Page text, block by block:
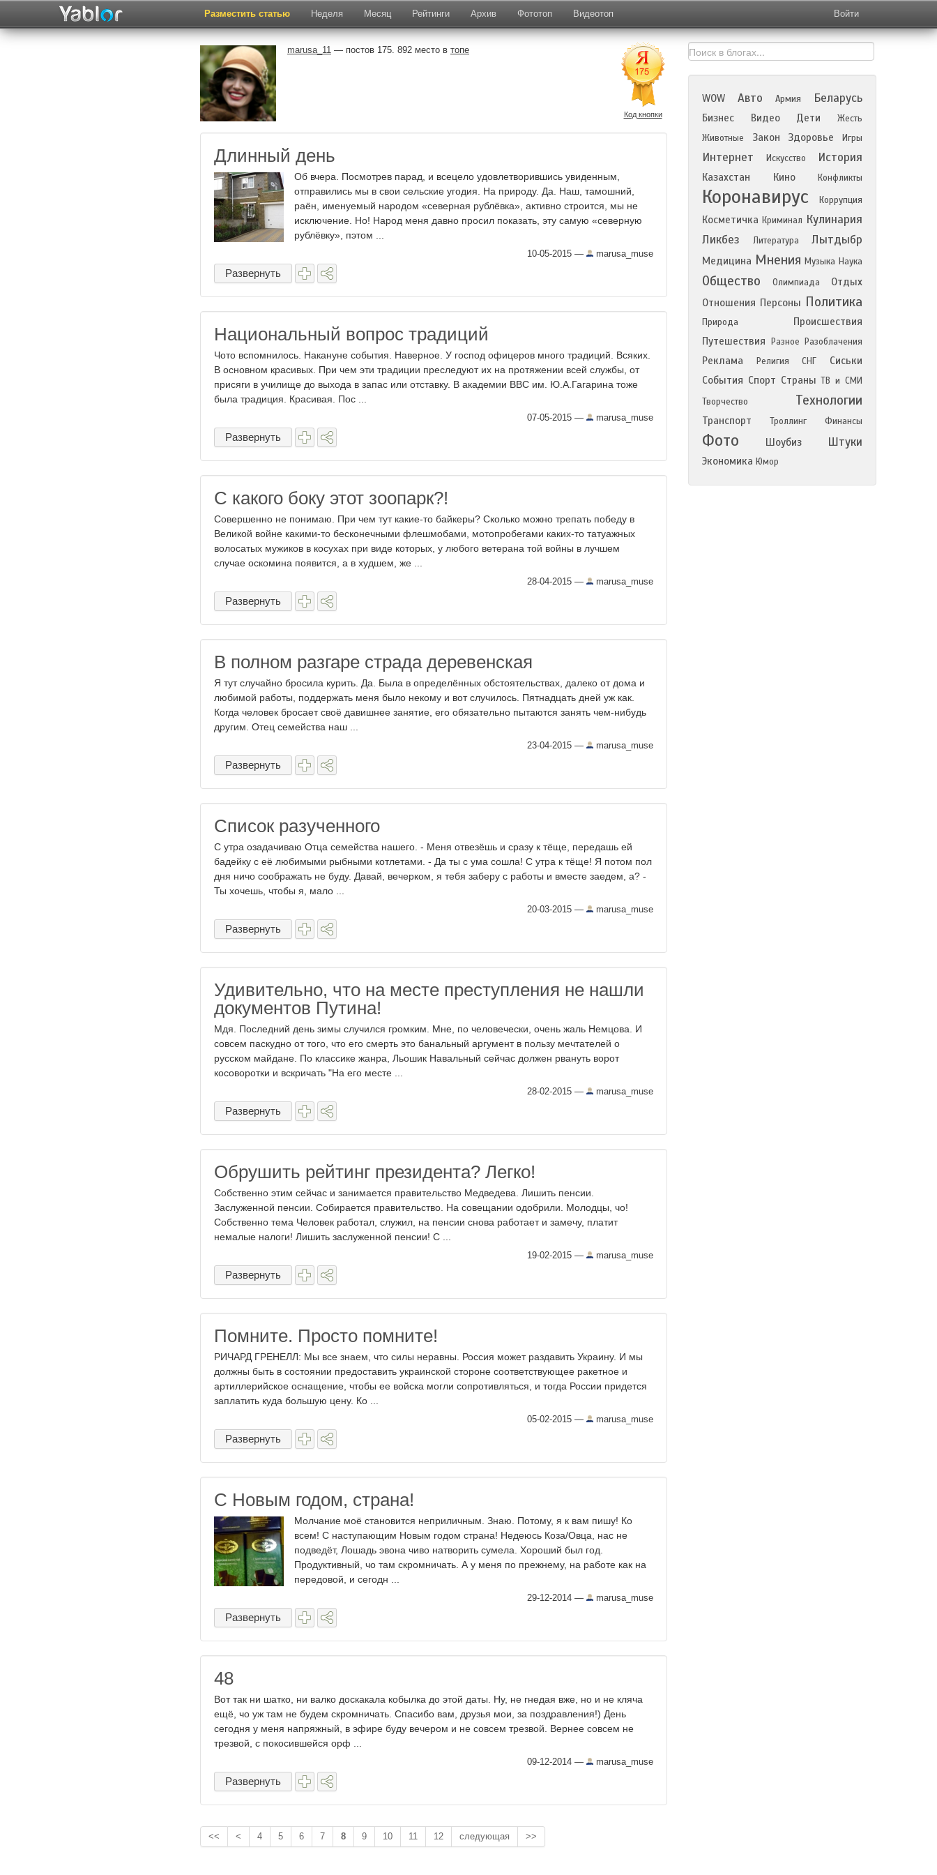
Разместить статью Неделя Месяц Рейтинги Архив Фототоп Видеотоп Войти
marusa_11 — постов 175. 892 место в топе
Код кнопки
Длинный день
Об вчера. Посмотрев парад, и всецело удовлетворившись увиденным,
отправились мы в свои сельские угодия. На природу. Да. Наш, тамошний,
раён, именуемый народом «северная рублёвка», активно строится, мы не
исключение. Но! Народ меня давно просил показать, эту самую «северную
рублёвку», пэтом ...
10-05-2015 — marusa_muse
Развернуть
Национальный вопрос традиций
Чото вспомнилось. Накануне события. Наверное. У господ офицеров много традиций. Всяких.
В основном красивых. При чем эти традиции преследуют их на протяжении всей службы, от
присяги в училище до выхода в запас или отставку. В академии ВВС им. Ю.А.Гагарина тоже
была традиция. Красивая. Пос ...
07-05-2015 — marusa_muse
Развернуть
С какого боку этот зоопарк?!
Совершенно не понимаю. При чем тут какие-то байкеры? Сколько можно трепать победу в
Великой войне какими-то бесконечными флешмобами, мотопробегами каких-то татуажных
волосатых мужиков в косухах при виде которых, у любого ветерана той войны в лучшем
случае оскомина появится, а в худшем, же ...
28-04-2015 — marusa_muse
Развернуть
В полном разгаре страда деревенская
Я тут случайно бросила курить. Да. Была в определённых обстоятельствах, далеко от дома и
любимой работы, поддержать меня было некому и вот случилось. Пятнадцать дней уж как.
Когда человек бросает своё давишнее занятие, его обязательно пытаются занять чем-нибудь
другим. Отец семейства наш ...
23-04-2015 — marusa_muse
Развернуть
Список разученного
С утра озадачиваю Отца семейства нашего. - Меня отвезёшь и сразу к тёще, передашь ей
бадейку с её любимыми рыбными котлетами. - Да ты с ума сошла! С утра к тёще! Я потом пол
дня ничо соображать не буду. Давай, вечерком, я тебя заберу с работы и вместе заедем, а? -
Ты хочешь, чтобы я, мало ...
20-03-2015 — marusa_muse
Развернуть
Удивительно, что на месте преступления не нашли
документов Путина!
Мдя. Последний день зимы случился громким. Мне, по человечески, очень жаль Немцова. И
совсем паскудно от того, что его смерть это банальный аргумент в пользу мечтателей о
русском майдане. По классике жанра, Льошик Навальный сейчас должен рвануть ворот
косоворотки и вскричать "На его месте ...
28-02-2015 — marusa_muse
Развернуть
Обрушить рейтинг президента? Легко!
Собственно этим сейчас и занимается правительство Медведева. Лишить пенсии.
Заслуженной пенсии. Собирается правительство. На совещании одобрили. Молодцы, чо!
Собственно тема Человек работал, служил, на пенсии снова работает и замечу, платит
немалые налоги! Лишить заслуженной пенсии! С ...
19-02-2015 — marusa_muse
Развернуть
Помните. Просто помните!
РИЧАРД ГРЕНЕЛЛ: Мы все знаем, что силы неравны. Россия может раздавить Украину. И мы
должны быть в состоянии предоставить украинской стороне соответствующее ракетное и
артиллерийское оснащение, чтобы ее войска могли сопротивляться, и тогда России придется
заплатить куда большую цену. Ко ...
05-02-2015 — marusa_muse
Развернуть
С Новым годом, страна!
Молчание моё становится неприличным. Знаю. Потому, я к вам пишу! Ко
всем! С наступающим Новым годом страна! Недеюсь Коза/Овца, нас не
подведёт, Лошадь эвона чиво натворить сумела. Хороший был год.
Продуктивный, чо там скромничать. А у меня по прежнему, на работе как на
передовой, и сегодн ...
29-12-2014 — marusa_muse
Развернуть
48
Вот так ни шатко, ни валко доскакала кобылка до этой даты. Ну, не гнедая вже, но и не кляча
ещё, чо уж там не будем скромничать. Спасибо вам, друзья мои, за поздравления!) День
сегодня у меня напряжный, в эфире буду вечером и не совсем трезвой. Вернее совсем не
трезвой, с покосившейся орф ...
09-12-2014 — marusa_muse
Развернуть
<< < 4 5 6 7 8 9 10 11 12 следующая >>
WOW Авто Армия Беларусь
Бизнес Видео Дети
Жесть
Животные
Закон Здоровье Игры
Интернет Искусство История
Казахстан Кино Конфликты
Коронавирус Коррупция
Косметичка Криминал Кулинария
Ликбез
Литература Лытдыбр
Медицина Мнения Музыка Наука
Общество Олимпиада
Отдых
Отношения Персоны Политика
Природа
Происшествия
Путешествия
Разное Разоблачения
Реклама Религия СНГ
Сиськи
События Спорт Страны ТВ и СМИ
Творчество
Технологии
Транспорт Троллинг Финансы
Фото Шоубиз Штуки
Экономика Юмор